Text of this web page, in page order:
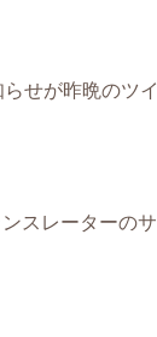
せが昨晩のツ
スレーターの